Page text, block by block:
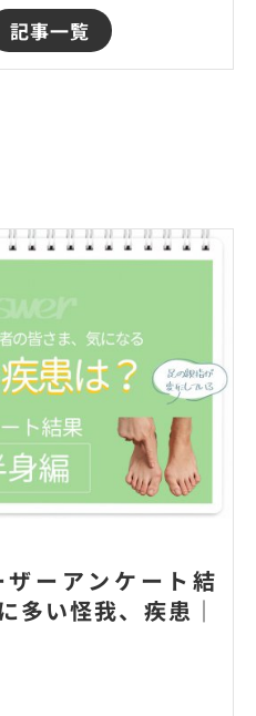
記事一覧
ザーアンケート結
多い怪我、疾患｜